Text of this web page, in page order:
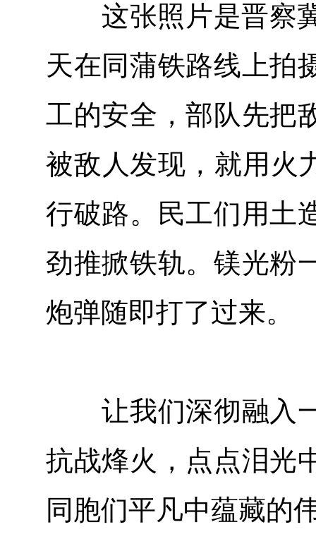
这张照片是晋察冀
天在同蒲铁路线上拍
工的安全，部队先把
被敌人发现，就用火
行破路。民工们用土
劲推掀铁轨。镁光粉
炮弹随即打了过来。
让我们深彻融入一
抗战烽火，点点泪光
同胞们平凡中蕴藏的